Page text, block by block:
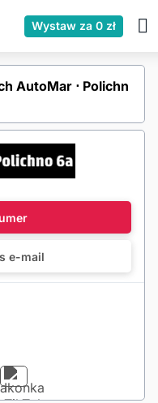
Wystaw za 0 zł
AutoMar ⋅ Polichn
e-mail